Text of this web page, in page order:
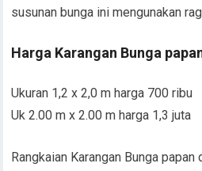
susunan bunga ini mengunakan
Harga Karangan Bunga
Ukuran 1,2 x 2,0 m harga 700 ribu
Uk 2.00 m x 2.00 m harga 1,3 juta
Rangkaian Karangan Bunga papan